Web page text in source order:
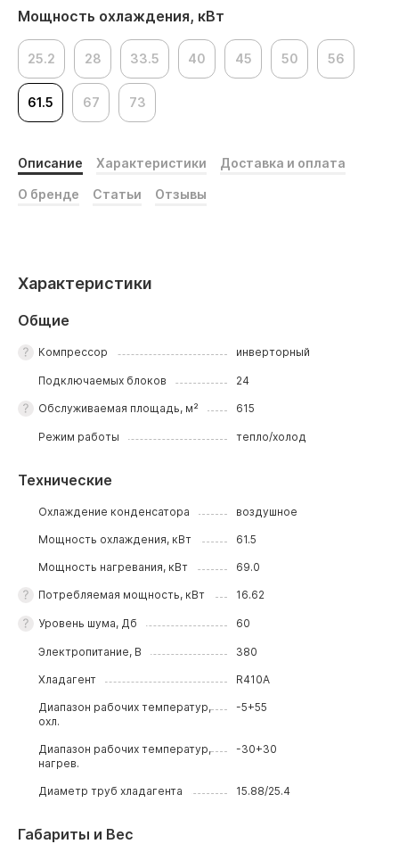
Мощность охлаждения, кВт
25.2 28 33.5 40 45 50 56
61.5 67 73
Описание Характеристики Доставка и оплата
О бренде Статьи Отзывы
Характеристики
Общие
Компрессор инверторный
Подключаемых блоков 24
Обслуживаемая площадь, м² 615
Режим работы тепло/холод
Технические
Охлаждение конденсатора воздушное
Мощность охлаждения, кВт 61.5
Мощность нагревания, кВт 69.0
Потребляемая мощность, кВт 16.62
Уровень шума, Дб 60
Электропитание, В 380
Хладагент R410A
Диапазон рабочих температур,
охл.
-5+55
Диапазон рабочих температур,
нагрев.
-30+30
Диаметр труб хладагента 15.88/25.4
Габариты и Вес